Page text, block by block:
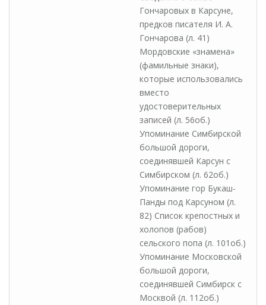
Гончаровых в Карсуне,
предков писателя И. А.
Гончарова (л. 41)
Мордовские «знамена»
(фамильные знаки),
которые использовались
вместо
удостоверительных
записей (л. 56об.)
Упоминание Симбирской
большой дороги,
соединявшей Карсун с
Симбирском (л. 62об.)
Упоминание гор Букаш-
Панды под Карсуном (л.
82) Список крепостных и
холопов (рабов)
сельского попа (л. 101об.)
Упоминание Московской
большой дороги,
соединявшей Симбирск с
Москвой (л. 112об.)